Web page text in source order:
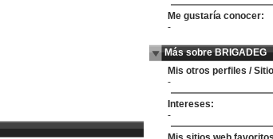
Me gustaría conocer:
-
Más sobre BRIGADEG
Mis otros perfiles /
-
Intereses:
-